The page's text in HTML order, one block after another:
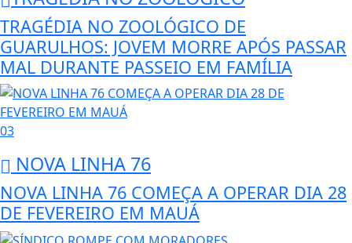
TRAGÉDIA NO ZOOLÓGICO DE
GUARULHOS: JOVEM MORRE APÓS PASSAR
MAL DURANTE PASSEIO EM FAMÍLIA
03
NOVA LINHA 76
NOVA LINHA 76 COMEÇA A OPERAR DIA 28
DE FEVEREIRO EM MAUÁ